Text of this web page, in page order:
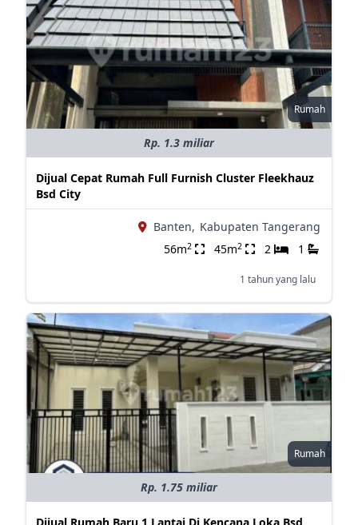
Rumah
Rp. 1.3 miliar
Dijual Cepat Rumah Full Furnish Cluster Fleekhauz
Bsd City
Banten, Kabupaten Tangerang
56m2 45m2 2 1
1 tahun yang lalu
Rumah
Rp. 1.75 miliar